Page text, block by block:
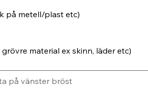
på metell/plast etc)
material ex skinn, läder etc)